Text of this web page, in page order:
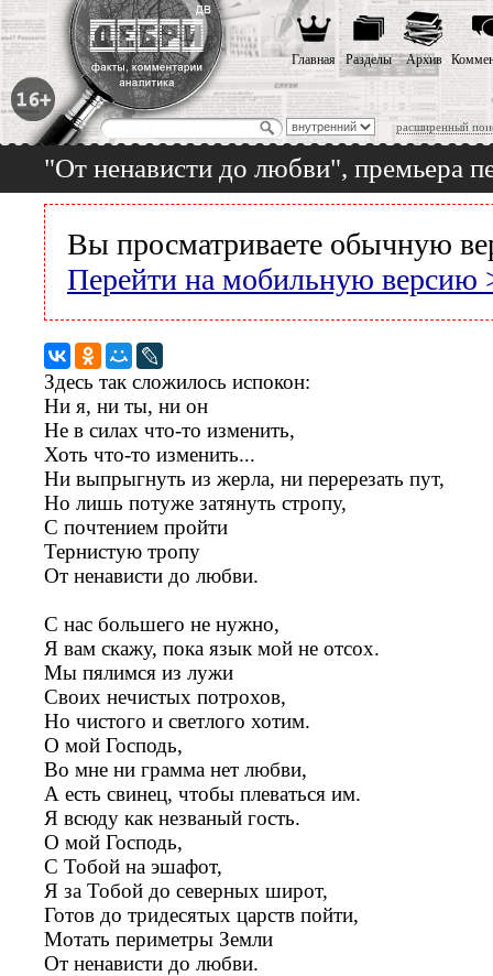
расширенный
Главная Разделы Архив
"От ненависти до любви", премьера
Вы просматриваете обычную
Перейти на мобильную версию
Здесь так сложилось испокон:
Ни я, ни ты, ни он
Не в силах что-то изменить,
Хоть что-то изменить...
Ни выпрыгнуть из жерла, ни перерезать пут,
Но лишь потуже затянуть стропу,
С почтением пройти
Тернистую тропу
От ненависти до любви.
С нас большего не нужно,
Я вам скажу, пока язык мой не отсох.
Мы пялимся из лужи
Своих нечистых потрохов,
Но чистого и светлого хотим.
О мой Господь,
Во мне ни грамма нет любви,
А есть свинец, чтобы плеваться им.
Я всюду как незваный гость.
О мой Господь,
С Тобой на эшафот,
Я за Тобой до северных широт,
Готов до тридесятых царств пойти,
Мотать периметры Земли
От ненависти до любви.